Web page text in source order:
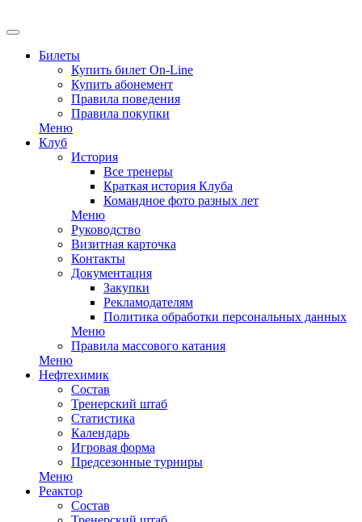
Билеты
Купить билет On-Line
Купить абонемент
Правила поведения
Правила покупки
Меню
Клуб
История
Все тренеры
Краткая история Клуба
Командное фото разных лет
Меню
Руководство
Визитная карточка
Контакты
Документация
Закупки
Рекламодателям
Политика обработки персональных данных
Меню
Правила массового катания
Меню
Нефтехимик
Состав
Тренерский штаб
Статистика
Календарь
Игровая форма
Предсезонные турниры
Меню
Реактор
Состав